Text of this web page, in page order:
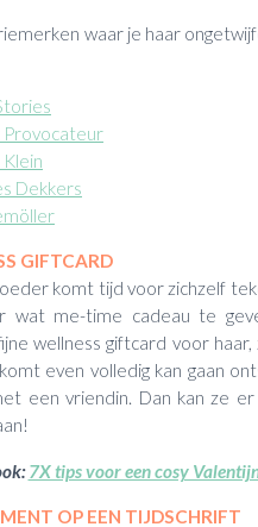
waar je haar
Provocateur
Klein
Dekkers
GIFTCARD
komt tijd voor zichzelf
wat me-time cadeau te
wellness giftcard voor
even volledig kan gaan
een vriendin. Dan kan ze
7X tips voor een cosy
OP EEN TIJDSCHRIFT